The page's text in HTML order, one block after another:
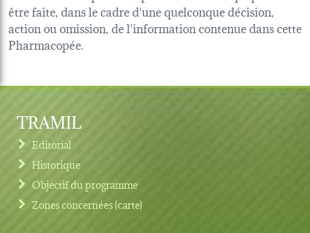
être faite, dans le cadre d'une quelconque décision,
action ou omission, de l'information contenue dans cette
Pharmacopée.
TRAMIL
Editorial
Historique
Objectif du programme
Zones concernées (carte)